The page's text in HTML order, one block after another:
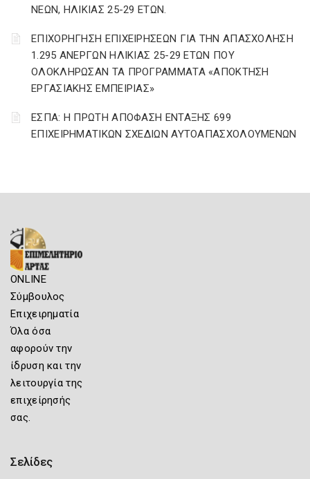
ΝΕΩΝ, ΗΛΙΚΙΑΣ 25-29 ΕΤΩΝ.
ΕΠΙΧΟΡΗΓΗΣΗ ΕΠΙΧΕΙΡΗΣΕΩΝ ΓΙΑ ΤΗΝ ΑΠΑΣΧΟΛΗΣΗ
1.295 ΑΝΕΡΓΩΝ ΗΛΙΚΙΑΣ 25-29 ΕΤΩΝ ΠΟΥ
ΟΛΟΚΛΗΡΩΣΑΝ ΤΑ ΠΡΟΓΡΑΜΜΑΤΑ «ΑΠΟΚΤΗΣΗ
ΕΡΓΑΣΙΑΚΗΣ ΕΜΠΕΙΡΙΑΣ»
ΕΣΠΑ: Η ΠΡΩΤΗ ΑΠΟΦΑΣΗ ΕΝΤΑΞΗΣ 699
ΕΠΙΧΕΙΡΗΜΑΤΙΚΩΝ ΣΧΕΔΙΩΝ ΑΥΤΟΑΠΑΣΧΟΛΟΥΜΕΝΩΝ
ONLINE
Σύμβουλος
Επιχειρηματία
Όλα όσα
αφορούν την
ίδρυση και την
λειτουργία της
επιχείρησής
σας.
Σελίδες